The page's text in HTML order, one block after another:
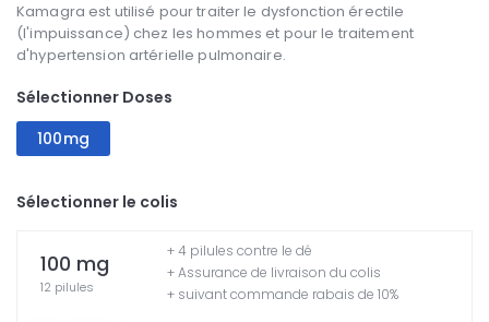
Kamagra est utilisé pour traiter le dysfonction érectile
(l'impuissance) chez les hommes et pour le traitement
d'hypertension artérielle pulmonaire.
Sélectionner Doses
100mg
Sélectionner le colis
100 mg
12 pilules
+ 4 pilules contre le dé
+ Assurance de livraison du colis
+ suivant commande rabais de 10%